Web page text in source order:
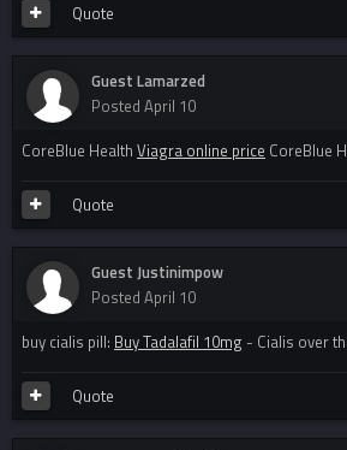
Quote
Guest Lamarzed
Posted April 10
CoreBlue Health Viagra online price CoreBlue
Quote
Guest Justinimpow
Posted April 10
buy cialis pill: Buy Tadalafil 10mg - Cialis over
Quote